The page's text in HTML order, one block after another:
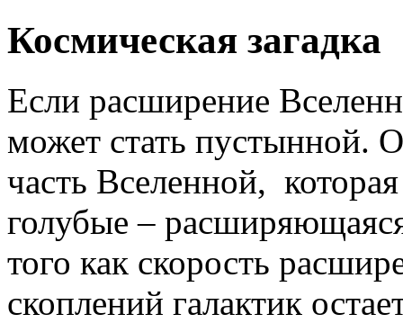
Космическая загадка
Если расширение
может стать пустынной.
часть Вселенной,
голубые –
того как скорость
скоплений галактик